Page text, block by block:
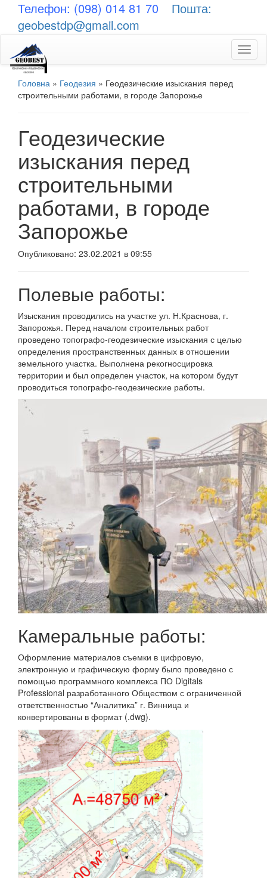
Телефон: (098) 014 81 70
Пошта:
geobestdp@gmail.com
Головна » Геодезия » Геодезические изыскания перед
строительными работами, в городе Запорожье
Геодезические
изыскания перед
строительными
работами, в городе
Запорожье
Опубликовано: 23.02.2021 в 09:55
Полевые работы:
Изыскания проводились на участке ул. Н.Краснова, г.
Запорожья. Перед началом строительных работ
проведено топографо-геодезические изыскания с целью
определения пространственных данных в отношении
земельного участка. Выполнена рекогносцировка
территории и был определен участок, на котором будут
проводиться топографо-геодезические работы.
Камеральные работы:
Оформление материалов съемки в цифровую,
электронную и графическую форму было проведено с
помощью программного комплекса ПО Digitals
Professional разработанного Обществом с ограниченной
ответственностью “Аналитика” г. Винница и
конвертированы в формат (.dwg).